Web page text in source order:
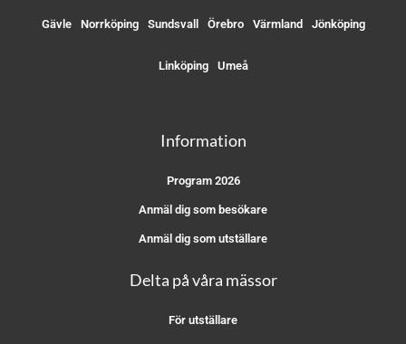
Gävle Norrköping Sundsvall Örebro Värmland Jönköping
Linköping Umeå
Information
Program 2026
Anmäl dig som besökare
Anmäl dig som utställare
Delta på våra mässor
För utställare